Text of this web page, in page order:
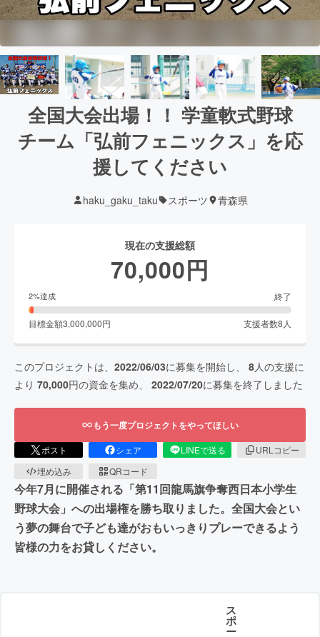
全国大会出場！！ 学童軟式野球
チーム「弘前フェニックス」を応
援してください
haku_gaku_taku スポーツ 青森県
現在の支援総額
70,000円
2%達成 終了
目標金額3,000,000円 支援者数8 人
このプロジェクトは、 2022/06/03に募集を開始し、 8人の支援に
より 70,000円の資金を集め、 2022/07/20に募集を終了しました
もう一度プロジェクトをやってほしい
ポスト シェア LINEで送る
URLコピー
埋め込み
QRコード
今年7月に開催される「第11回龍馬旗争奪西日本小学生
野球大会」への出場権を勝ち取りました。全国大会とい
う夢の舞台で子ども達がおもいっきりプレーできるよう
皆様の力をお貸しください。
ス
ポ
ー